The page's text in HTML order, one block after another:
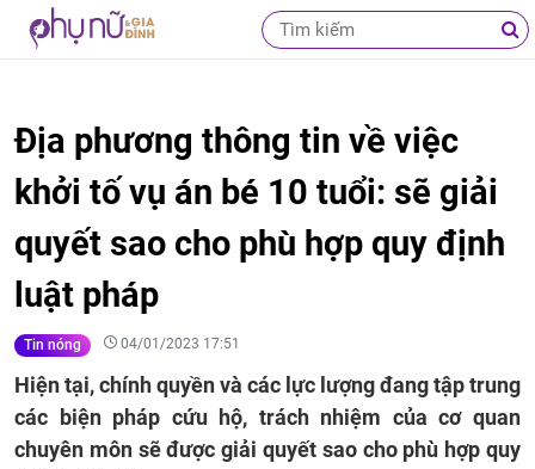
Địa phương thông tin về việc
khởi tố vụ án bé 10 tuổi: sẽ giải
quyết sao cho phù hợp quy định
luật pháp
Tin nóng 04/01/2023 17:51
Hiện tại, chính quyền và các lực lượng đang tập trung
các biện pháp cứu hộ, trách nhiệm của cơ quan
chuyên môn sẽ được giải quyết sao cho phù hợp quy